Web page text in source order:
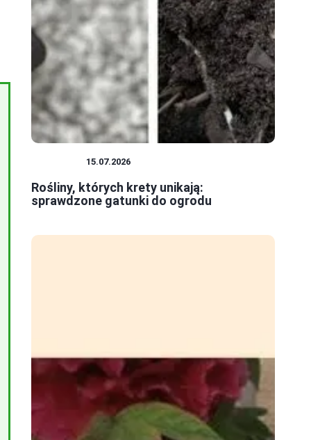
15.07.2026
Rośliny, których krety unikają:
sprawdzone gatunki do ogrodu